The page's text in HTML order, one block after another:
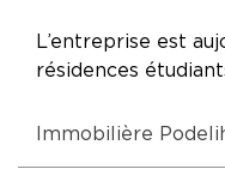
L’entreprise est
résidences
Immobilière